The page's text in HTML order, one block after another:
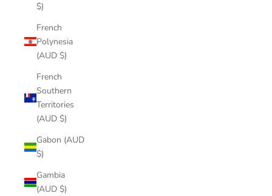
$)
French
Polynesia
(AUD $)
French
Southern
Territories
(AUD $)
Gabon (AUD
$)
Gambia
(AUD $)